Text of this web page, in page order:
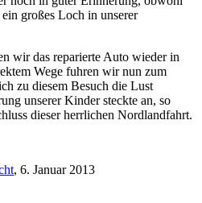
großes Loch in unserer
wir das reparierte Auto wieder in
Wege fuhren wir nun zum
zu diesem Besuch die Lust
unserer Kinder steckte an, so
dieser herrlichen Nordlandfahrt.
, 6. Januar 2013